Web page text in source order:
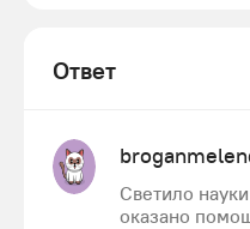
Ответ
Светило
оказано